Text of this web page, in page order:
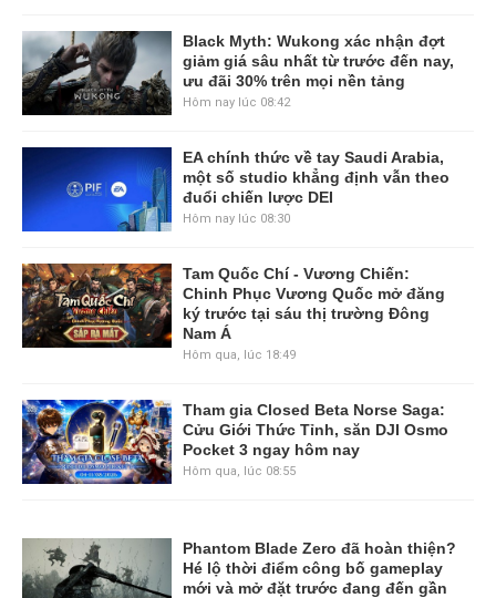
Black Myth: Wukong xác nhận đợt
giảm giá sâu nhất từ trước đến nay,
ưu đãi 30% trên mọi nền tảng
Hôm nay lúc 08:42
EA chính thức về tay Saudi Arabia,
một số studio khẳng định vẫn theo
đuổi chiến lược DEI
Hôm nay lúc 08:30
Tam Quốc Chí - Vương Chiến:
Chinh Phục Vương Quốc mở đăng
ký trước tại sáu thị trường Đông
Nam Á
Hôm qua, lúc 18:49
Tham gia Closed Beta Norse Saga:
Cửu Giới Thức Tỉnh, săn DJI Osmo
Pocket 3 ngay hôm nay
Hôm qua, lúc 08:55
Phantom Blade Zero đã hoàn thiện?
Hé lộ thời điểm công bố gameplay
mới và mở đặt trước đang đến gần